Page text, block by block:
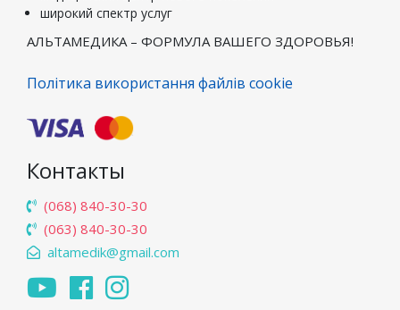
широкий спектр услуг
АЛЬТАМЕДИКА – ФОРМУЛА ВАШЕГО ЗДОРОВЬЯ!
Політика використання файлів cookie
Контакты
(068) 840-30-30
(063) 840-30-30
altamedik@gmail.com